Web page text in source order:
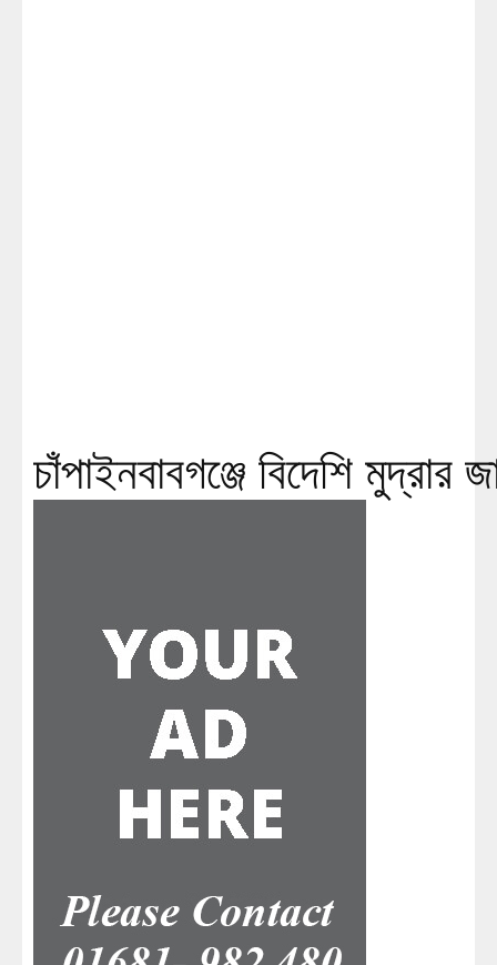
চাঁপাইনবাবগঞ্জে বিদেশি